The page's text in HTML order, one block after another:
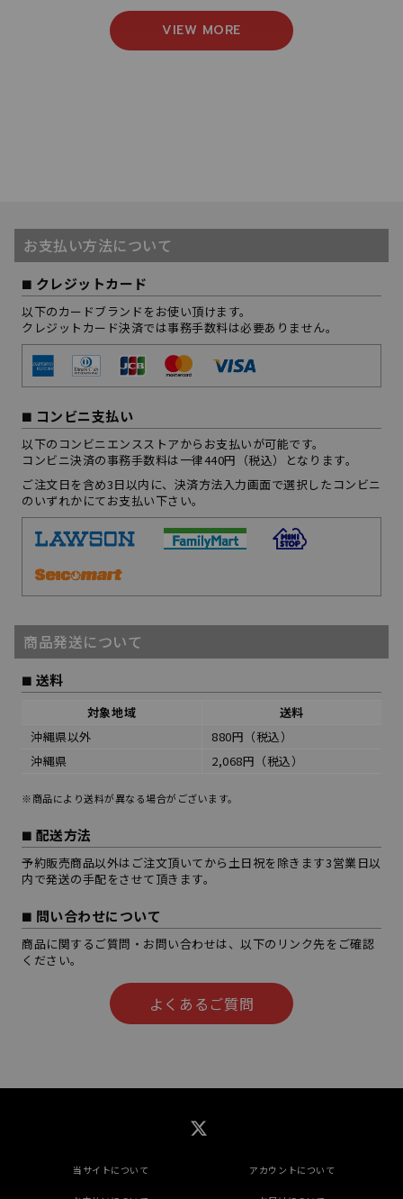
VIEW MORE
お支払い方法について
クレジットカード
以下のカードブランドをお使い頂けます。
クレジットカード決済では事務手数料は必要ありません。
コンビニ支払い
以下のコンビニエンスストアからお支払いが可能です。
コンビニ決済の事務手数料は一律440円（税込）となります。
ご注文日を含め3日以内に、決済方法入力画面で選択したコンビニ
のいずれかにてお支払い下さい。
商品発送について
送料
対象地域
送料
沖縄県以外
880円（税込）
沖縄県
2,068円（税込）
※商品により送料が異なる場合がございます。
配送方法
予約販売商品以外はご注文頂いてから土日祝を除きます3営業日以
内で発送の手配をさせて頂きます。
問い合わせについて
商品に関するご質問・お問い合わせは、以下のリンク先をご確認
ください。
よくあるご質問
当サイトについて アカウントについて